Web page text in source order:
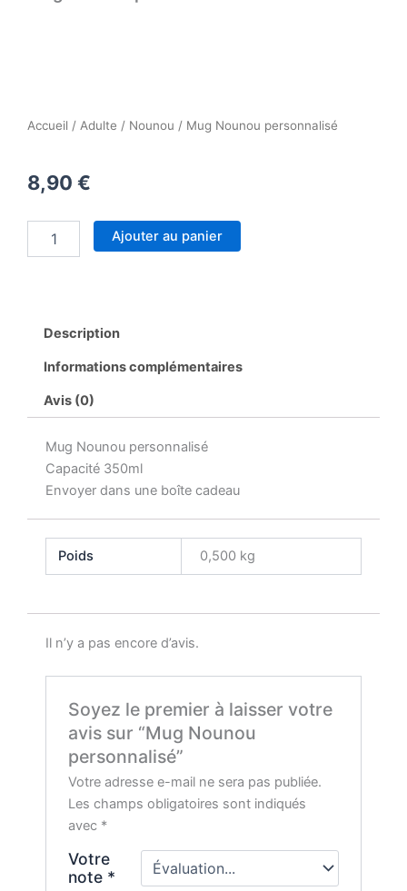
Accueil / Adulte / Nounou / Mug Nounou personnalisé
8,90 €
Ajouter au panier
Description
Informations complémentaires
Avis (0)
Mug Nounou personnalisé
Capacité 350ml
Envoyer dans une boîte cadeau
Poids 0,500 kg
Il n’y a pas encore d’avis.
Soyez le premier à laisser votre
avis sur “Mug Nounou
personnalisé”
Votre adresse e-mail ne sera pas publiée.
Les champs obligatoires sont indiqués
avec *
Votre
note *